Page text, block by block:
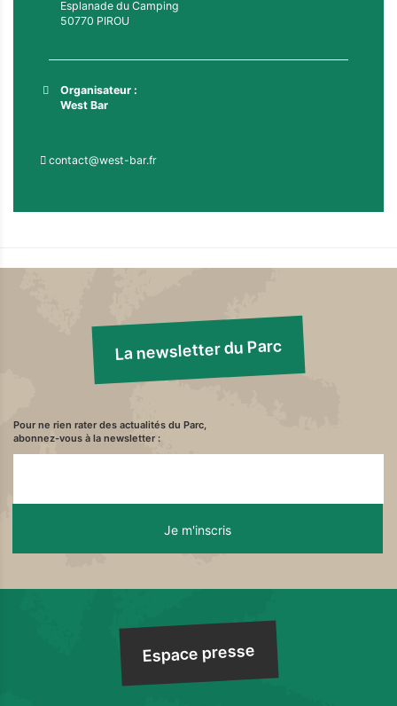
Esplanade du Camping
50770 PIROU
Organisateur :
West Bar
contact@west-bar.fr
La newsletter du Parc
Pour ne rien rater des actualités du Parc,
abonnez-vous à la newsletter :
Espace presse